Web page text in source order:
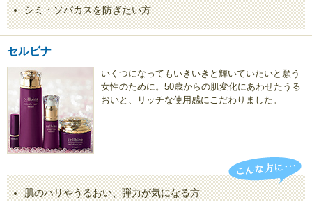
シミ・ソバカスを防ぎたい方
セルビナ
いくつになってもいきいきと輝いていたいと願う
女性のために。50歳からの肌変化にあわせたうる
おいと、リッチな使用感にこだわりました。
肌のハリやうるおい、弾力が気になる方